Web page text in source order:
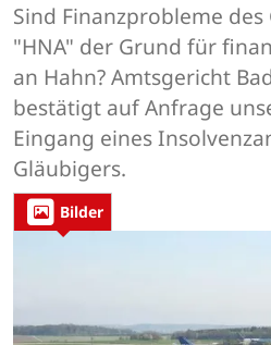
Sind Finanzprobleme
"HNA" der Grund für
an Hahn? Amtsgericht
bestätigt auf Anfrage
Eingang eines
Gläubigers.
Bilder